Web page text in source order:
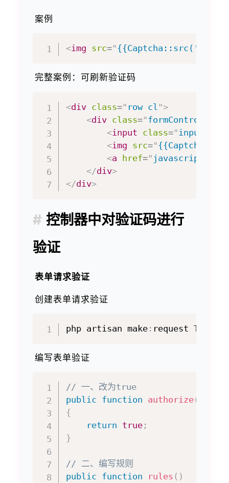
案例
<img src="
完整案例：可刷新验证码
<div class=" row cl ">
<div class="formControls
<input class=" input-
<img src="
<a href=" javascript:;
</div>
</div>
控制器中对验证码进行
验证
表单请求验证
创建表单请求验证
php artisan make:
编写表单验证
// 一、改为true
public function authorize(
{
return true;
}
// 二、编写规则
public function rules ( )